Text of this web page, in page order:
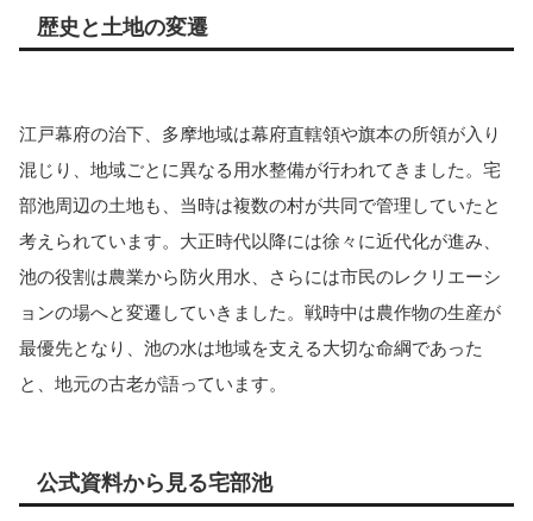
歴史と土地の変遷
江戸幕府の治下、多摩地域は幕府直轄領や旗本の所領が入り
混じり、地域ごとに異なる用水整備が行われてきました。宅
部池周辺の土地も、当時は複数の村が共同で管理していたと
考えられています。大正時代以降には徐々に近代化が進み、
池の役割は農業から防火用水、さらには市民のレクリエーシ
ョンの場へと変遷していきました。戦時中は農作物の生産が
最優先となり、池の水は地域を支える大切な命綱であった
と、地元の古老が語っています。
公式資料から見る宅部池